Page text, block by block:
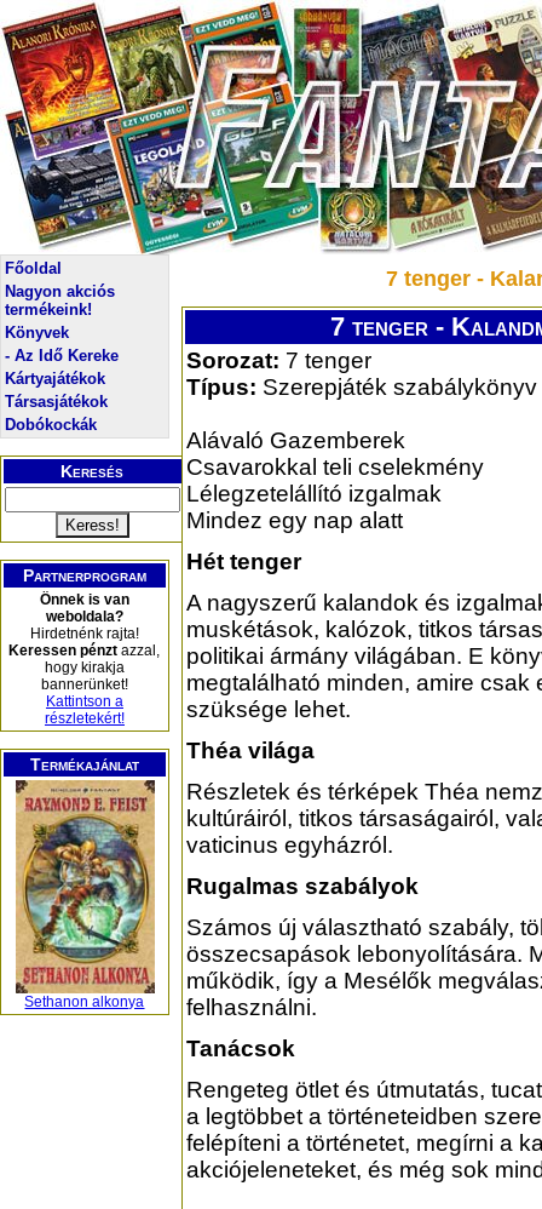
Főoldal
Nagyon akciós
termékeink!
Könyvek
- Az Idő Kereke
Kártyajátékok
Társasjátékok
Dobókockák
Keresés
Partnerprogram
Önnek is van
weboldala?
Hirdetnénk rajta!
Keressen pénzt azzal,
hogy kirakja
bannerünket!
Kattintson a
részletekért!
Termékajánlat
Sethanon alkonya
7 tenger -
7 tenger -
Sorozat: 7 tenger
Típus: Szerepjáték szabálykönyv
Alávaló Gazemberek
Csavarokkal teli cselekmény
Lélegzetelállító izgalmak
Mindez egy nap alatt
Hét tenger
A nagyszerű kalandok és
muskétások, kalózok, titkos
politikai ármány világában. E
megtalálható minden, amire csak
szüksége lehet.
Théa világa
Részletek és térképek Théa
kultúráiról, titkos társaságairól,
vaticinus egyházról.
Rugalmas szabályok
Számos új választható szabály,
összecsapások lebonyolítására.
működik, így a Mesélők
felhasználni.
Tanácsok
Rengeteg ötlet és útmutatás,
a legtöbbet a történeteidben
felépíteni a történetet, megírni a
akciójeleneteket, és még sok